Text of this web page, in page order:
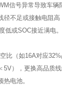
号异常导致车辆
不足或接触电阻高
或SOC接近满电。
（如16A对应32%
），更换高品质线
电池。